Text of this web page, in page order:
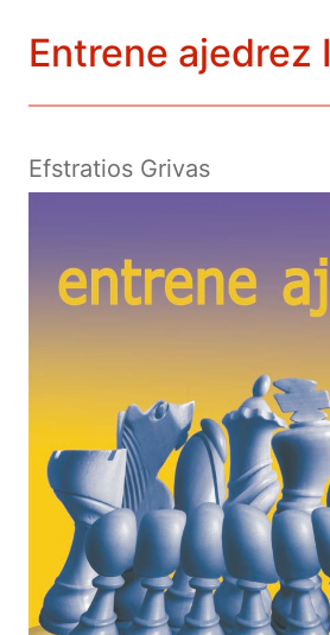
Entrene ajedrez I
Efstratios Grivas